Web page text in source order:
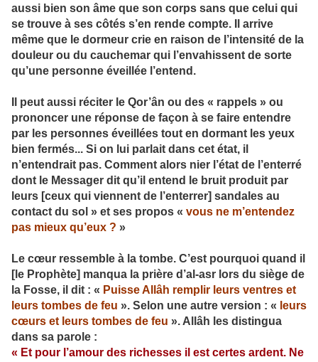
aussi bien son âme que son corps sans que celui qui
se trouve à ses côtés s’en rende compte. Il arrive
même que le dormeur crie en raison de l’intensité de la
douleur ou du cauchemar qui l’envahissent de sorte
qu’une personne éveillée l’entend.
Il peut aussi réciter le Qor’ân ou des « rappels » ou
prononcer une réponse de façon à se faire entendre
par les personnes éveillées tout en dormant les yeux
bien fermés... Si on lui parlait dans cet état, il
n’entendrait pas. Comment alors nier l’état de l’enterré
dont le Messager dit qu’il entend le bruit produit par
leurs [ceux qui viennent de l’enterrer] sandales au
contact du sol » et ses propos « vous ne m’entendez
pas mieux qu’eux ? »
Le cœur ressemble à la tombe. C’est pourquoi quand il
[le Prophète] manqua la prière d’al-asr lors du siège de
la Fosse, il dit : « Puisse Allâh remplir leurs ventres et
leurs tombes de feu ». Selon une autre version : « leurs
cœurs et leurs tombes de feu ». Allâh les distingua
dans sa parole :
« Et pour l’amour des richesses il est certes ardent. Ne